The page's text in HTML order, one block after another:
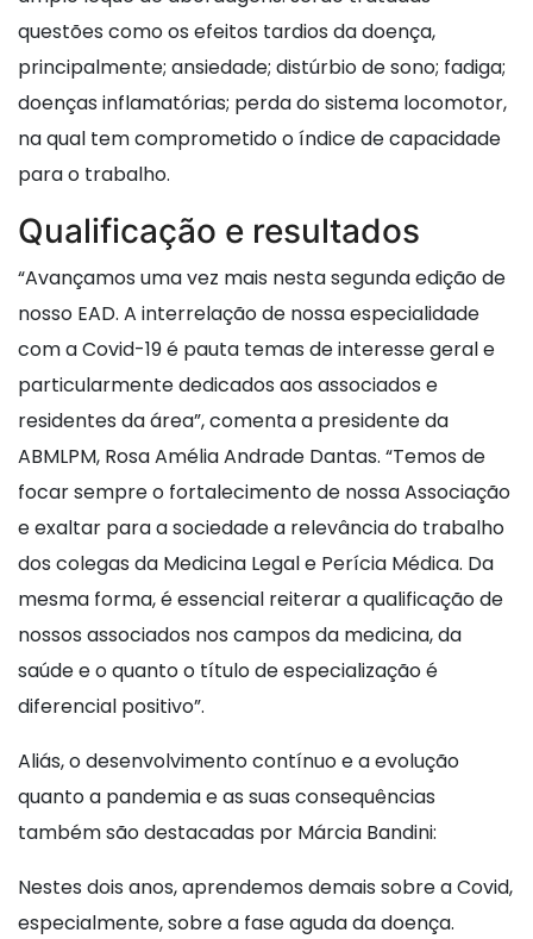
questões como os efeitos tardios da doença,
principalmente; ansiedade; distúrbio de sono; fadiga;
doenças inflamatórias; perda do sistema locomotor,
na qual tem comprometido o índice de capacidade
para o trabalho.
Qualificação e resultados
“Avançamos uma vez mais nesta segunda edição de
nosso EAD. A interrelação de nossa especialidade
com a Covid-19 é pauta temas de interesse geral e
particularmente dedicados aos associados e
residentes da área”, comenta a presidente da
ABMLPM, Rosa Amélia Andrade Dantas. “Temos de
focar sempre o fortalecimento de nossa Associação
e exaltar para a sociedade a relevância do trabalho
dos colegas da Medicina Legal e Perícia Médica. Da
mesma forma, é essencial reiterar a qualificação de
nossos associados nos campos da medicina, da
saúde e o quanto o título de especialização é
diferencial positivo”.
Aliás, o desenvolvimento contínuo e a evolução
quanto a pandemia e as suas consequências
também são destacadas por Márcia Bandini:
Nestes dois anos, aprendemos demais sobre a Covid,
especialmente, sobre a fase aguda da doença.